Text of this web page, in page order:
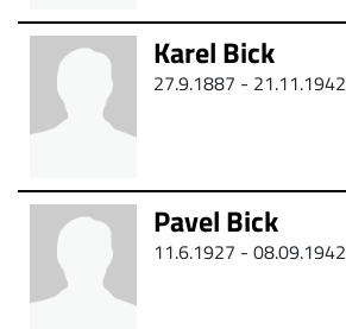
Karel Bick
27.9.1887 - 21.11.1942
Pavel Bick
11.6.1927 - 08.09.1942